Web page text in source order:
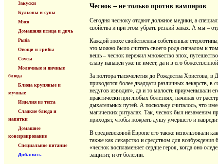
Закуски
Бульоны и супы
Мясо
Домашняя птица и дичь
Рыба
Овощи и грибы
Соусы
Молочные и яичные
блюда
Блюда крупяные и
мучные
Изделия из теста
Сладкие блюда и
напитки
Домашнее
консервирование
Специальное питание
Добавить
Чеснок – не только против вампиров
Сегодня чесноку отдают должное медики, а
свойства и при этом убрать резкий запах. А мы –
Каждой эпохе свойственны собственные
это можно было считать своего рода сигналом к
вещь – чеснок пережил множество эпох,
славу панацеи уже не имеет, да и в его
За полтора тысячелетия до Рождества Христова, в
приводятся более двадцати различных лекарств, в
недугов изводит», да и то малость приуменьшали
практически при любых болезнях, начиная от
дыхательных путей. А поскольку считалось, что
магических ритуалах. Так, чеснок был незаменим
приходят, чтобы пожрать душу умершего и
В средневековой Европе его также использовали
также как лекарство и средством для
«чеснок воспламеняет сердце героя, когда оно
защитит, и от болезни.